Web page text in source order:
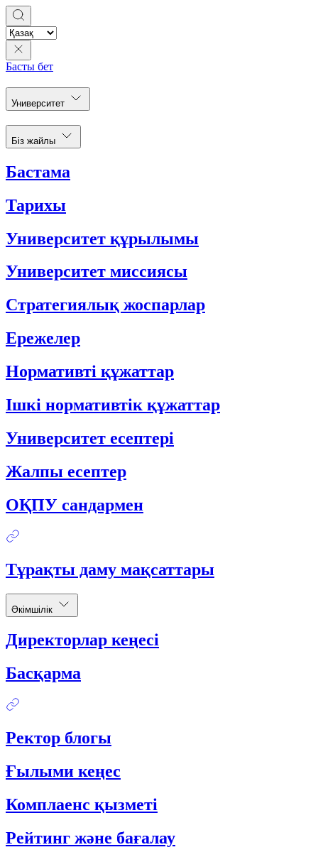
Басты бет
Университет
Біз жайлы
Бастама
Тарихы
Университет құрылымы
Университет миссиясы
Стратегиялық жоспарлар
Ережелер
Нормативті құжаттар
Ішкі нормативтік құжаттар
Университет есептері
Жалпы есептер
ОҚПУ сандармен
Тұрақты даму мақсаттары
Әкімшілік
Директорлар кеңесі
Басқарма
Ректор блогы
Ғылыми кеңес
Комплаенс қызметі
Рейтинг және бағалау